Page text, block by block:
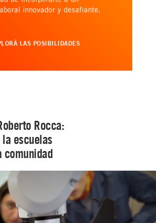
innovador y desafiante.
LAS POSIBILIDADES
Rocca:
escuelas